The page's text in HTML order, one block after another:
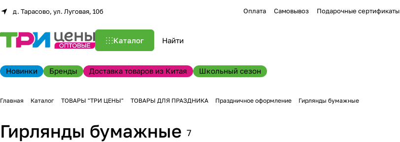
д. Тарасово, ул. Луговая, 10б Оплата Самовывоз Подарочные сертификаты
Каталог
Новинки Бренды Доставка товаров из Китая Школьный сезон
Главная Каталог ТОВАРЫ "ТРИ ЦЕНЫ" ТОВАРЫ ДЛЯ ПРАЗДНИКА Праздничное оформление Гирлянды бумажные
Гирлянды бумажные 7